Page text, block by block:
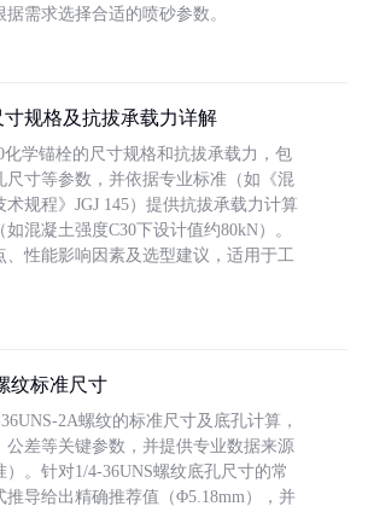
需求选择合适的喷砂参数。
规格及抗拔承载力详解
化学锚栓的尺寸规格和抗拔承载力，包
尺寸等参数，并依据专业标准（如《混
规程》JGJ 145）提供抗拔承载力计算
混凝土强度C30下设计值约80kN）。
、性能影响因素及选型建议，适用于工
纹标准尺寸
2A螺纹的标准尺寸及底孔计算，
公差等关键参数，并提供专业数据来源
）。针对1/4-36UNS螺纹底孔尺寸的常
推导给出精确推荐值（Φ5.18mm），并